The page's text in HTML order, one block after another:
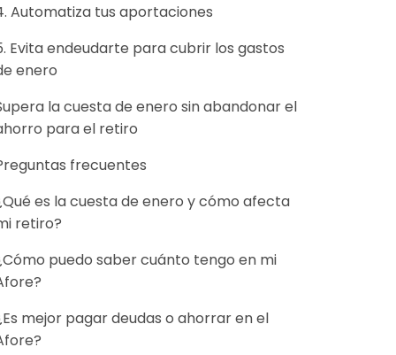
Automatiza tus aportaciones
Evita endeudarte para cubrir los gastos
enero
la cuesta de enero sin abandonar el
para el retiro
frecuentes
es la cuesta de enero y cómo afecta
retiro?
puedo saber cuánto tengo en mi
mejor pagar deudas o ahorrar en el